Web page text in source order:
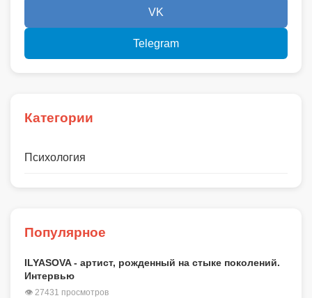
VK
Telegram
Категории
Психология
Популярное
ILYASOVA - артист, рожденный на стыке поколений.
Интервью
👁 27431 просмотров